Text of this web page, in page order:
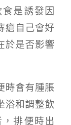
是誘發因
瘡自己會好
於是否影響
時會有腫脹
浴和調整飲
排便時出